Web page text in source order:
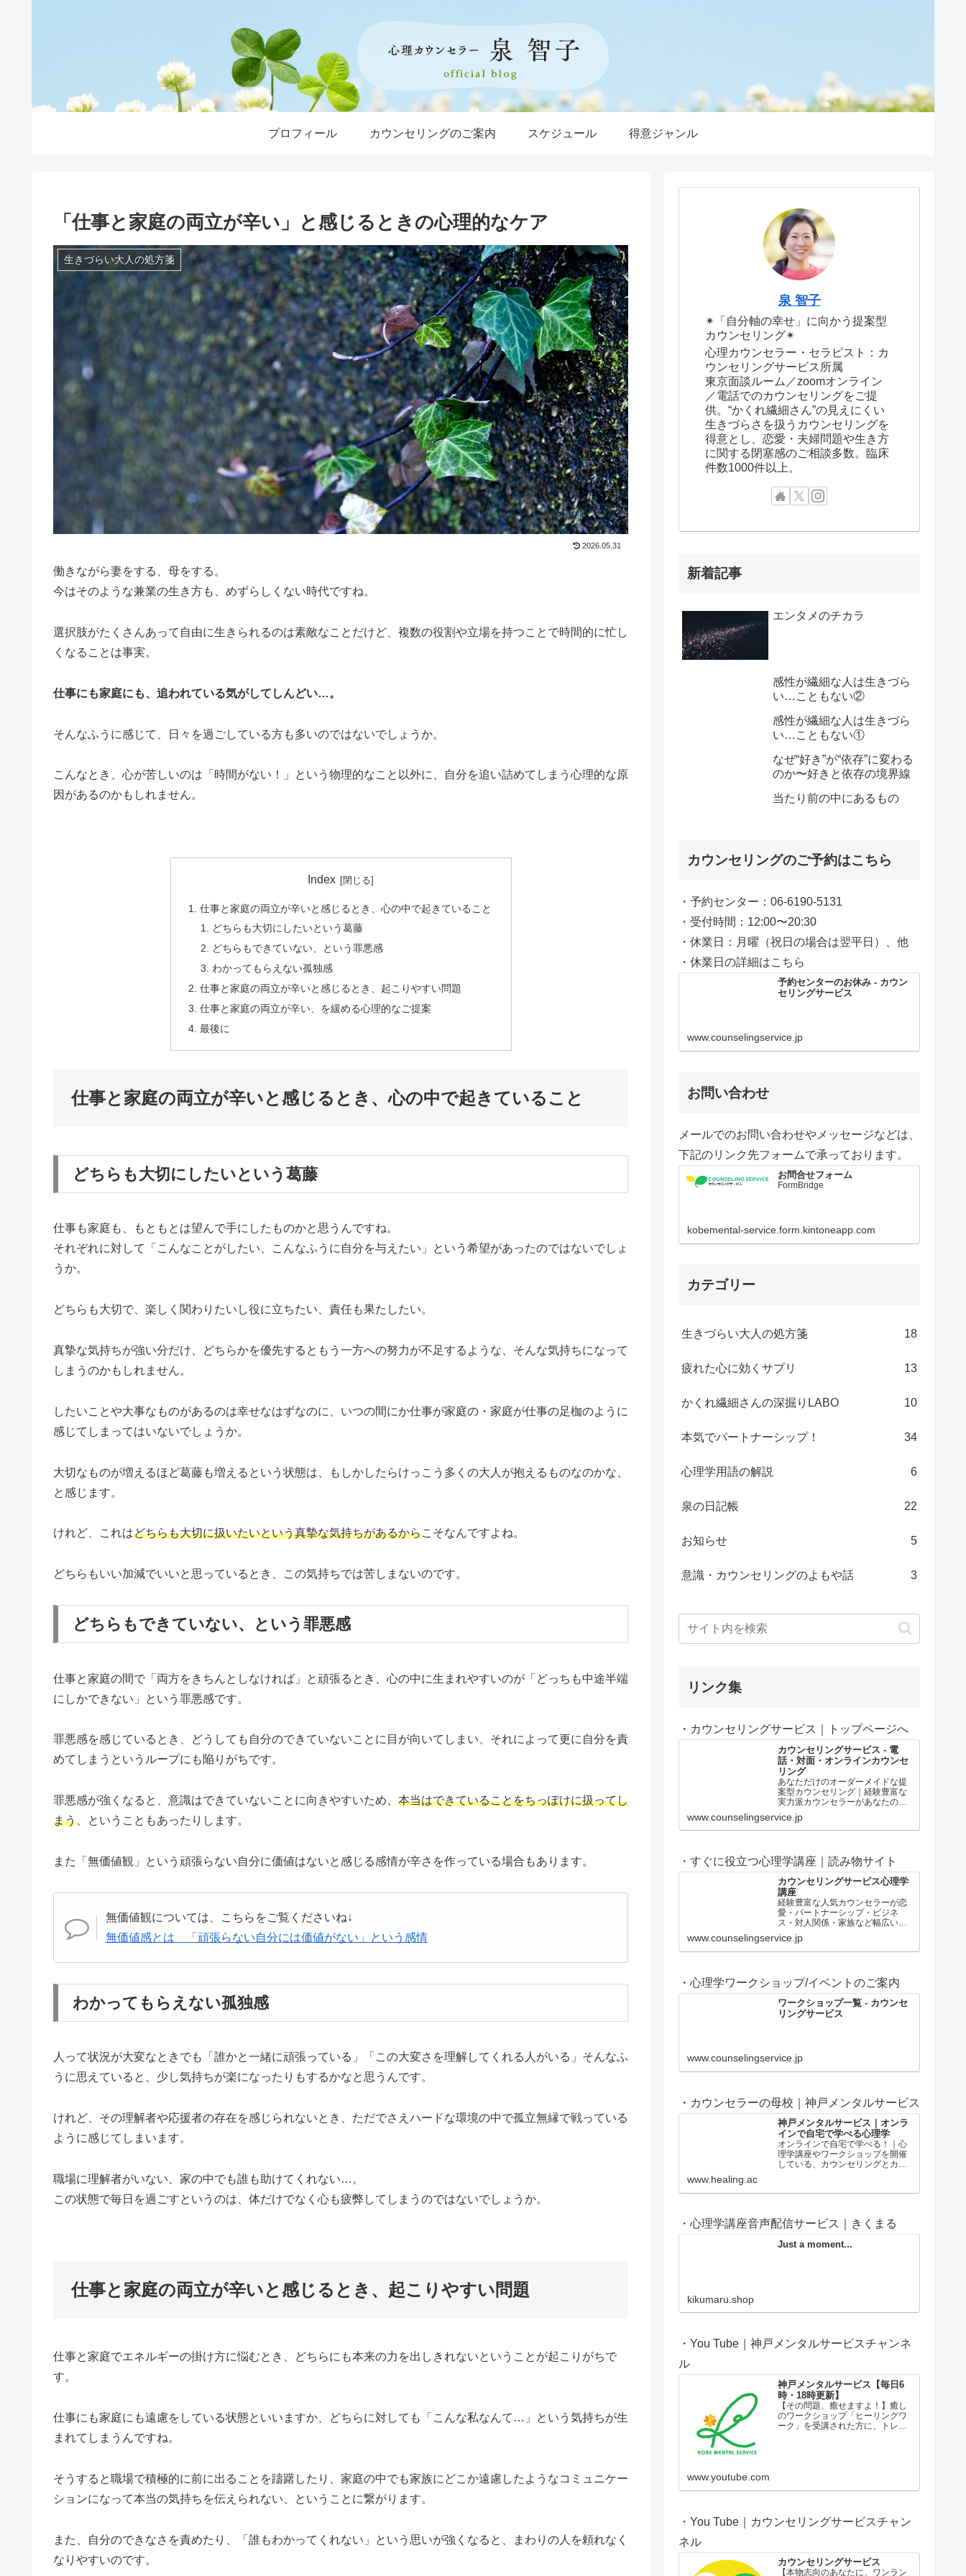
プロフィール カウンセリングのご案内 スケジュール 得意ジャンル
「仕事と家庭の両立が辛い」と感じるときの心理的なケア
生きづらい大人の処方箋
2026.05.31
働きながら妻をする、母をする。
今はそのような兼業の生き方も、めずらしくない時代ですね。
選択肢がたくさんあって自由に生きられるのは素敵なことだけど、複数の役割や立場を持つことで時間的に忙し
くなることは事実。
仕事にも家庭にも、追われている気がしてしんどい…。
そんなふうに感じて、日々を過ごしている方も多いのではないでしょうか。
こんなとき、心が苦しいのは「時間がない！」という物理的なこと以外に、自分を追い詰めてしまう心理的な原
因があるのかもしれません。
Index
仕事と家庭の両立が辛いと感じるとき、心の中で起きていること
どちらも大切にしたいという葛藤
どちらもできていない、という罪悪感
わかってもらえない孤独感
仕事と家庭の両立が辛いと感じるとき、起こりやすい問題
仕事と家庭の両立が辛い、を緩める心理的なご提案
最後に
仕事と家庭の両立が辛いと感じるとき、心の中で起きていること
どちらも大切にしたいという葛藤
仕事も家庭も、もともとは望んで手にしたものかと思うんですね。
それぞれに対して「こんなことがしたい、こんなふうに自分を与えたい」という希望があったのではないでしょ
うか。
どちらも大切で、楽しく関わりたいし役に立ちたい、責任も果たしたい。
真摯な気持ちが強い分だけ、どちらかを優先するともう一方への努力が不足するような、そんな気持ちになって
しまうのかもしれません。
したいことや大事なものがあるのは幸せなはずなのに、いつの間にか仕事が家庭の・家庭が仕事の足枷のように
感じてしまってはいないでしょうか。
大切なものが増えるほど葛藤も増えるという状態は、もしかしたらけっこう多くの大人が抱えるものなのかな、
と感じます。
けれど、これはどちらも大切に扱いたいという真摯な気持ちがあるからこそなんですよね。
どちらもいい加減でいいと思っているとき、この気持ちでは苦しまないのです。
どちらもできていない、という罪悪感
仕事と家庭の間で「両方をきちんとしなければ」と頑張るとき、心の中に生まれやすいのが「どっちも中途半端
にしかできない」という罪悪感です。
罪悪感を感じているとき、どうしても自分のできていないことに目が向いてしまい、それによって更に自分を責
めてしまうというループにも陥りがちです。
罪悪感が強くなると、意識はできていないことに向きやすいため、 本当はできていることをちっぽけに扱ってし
まう 、ということもあったりします。
また「無価値観」という頑張らない自分に価値はないと感じる感情が辛さを作っている場合もあります。
無価値観については、こちらをご覧くださいね↓
無価値感とは 「頑張らない自分には価値がない」という感情
わかってもらえない孤独感
人って状況が大変なときでも「誰かと一緒に頑張っている」「この大変さを理解してくれる人がいる」そんなふ
うに思えていると、少し気持ちが楽になったりもするかなと思うんです。
けれど、その理解者や応援者の存在を感じられないとき、ただでさえハードな環境の中で孤立無縁で戦っている
ように感じてしまいます。
職場に理解者がいない、家の中でも誰も助けてくれない…。
この状態で毎日を過ごすというのは、体だけでなく心も疲弊してしまうのではないでしょうか。
仕事と家庭の両立が辛いと感じるとき、起こりやすい問題
仕事と家庭でエネルギーの掛け方に悩むとき、どちらにも本来の力を出しきれないということが起こりがちで
す。
仕事にも家庭にも遠慮をしている状態といいますか、どちらに対しても「こんな私なんて…」という気持ちが生
まれてしまうんですね。
そうすると職場で積極的に前に出ることを躊躇したり、家庭の中でも家族にどこか遠慮したようなコミュニケー
ションになって本当の気持ちを伝えられない、ということに繋がります。
また、自分のできなさを責めたり、「誰もわかってくれない」という思いが強くなると、まわりの人を頼れなく
なりやすいのです。
泉 智子
✴︎「自分軸の幸せ」に向かう提案型
カウンセリング✴︎
心理カウンセラー・セラピスト：カ
ウンセリングサービス所属
東京面談ルーム／zoomオンライン
／電話でのカウンセリングをご提
供。“かくれ繊細さん”の見えにくい
生きづらさを扱うカウンセリングを
得意とし、恋愛・夫婦問題や生き方
に関する閉塞感のご相談多数。臨床
件数1000件以上。
新着記事
エンタメのチカラ
感性が繊細な人は生きづら
い…こともない②
感性が繊細な人は生きづら
い…こともない①
なぜ“好き”が“依存”に変わる
のか〜好きと依存の境界線
当たり前の中にあるもの
カウンセリングのご予約はこちら
・予約センター：06-6190-5131
・受付時間：12:00〜20:30
・休業日：月曜（祝日の場合は翌平日）、他
・休業日の詳細はこちら
予約センターのお休み - カウン
セリングサービス
www.counselingservice.jp
お問い合わせ
メールでのお問い合わせやメッセージなどは、
下記のリンク先フォームで承っております。
お問合せフォーム
FormBridge
kobemental-service.form.kintoneapp.com
カテゴリー
生きづらい大人の処方箋 18
疲れた心に効くサプリ 13
かくれ繊細さんの深掘りLABO 10
本気でパートナーシップ！ 34
心理学用語の解説 6
泉の日記帳 22
お知らせ 5
意識・カウンセリングのよもや話 3
リンク集
・カウンセリングサービス｜トップページへ
カウンセリングサービス - 電
話・対面・オンラインカウンセ
リング
あなただけのオーダーメイドな提
案型カウンセリング｜経験豊富な
実力派カウンセラーがあなたの問
題解決や心の成長をサポート！本
物志向のあなたに、ワンランク上
の心理カウンセリングをご提供し
www.counselingservice.jp
・すぐに役立つ心理学講座｜読み物サイト
カウンセリングサービス心理学
講座
経験豊富な人気カウンセラーが恋
愛・パートナーシップ・ビジネ
ス・対人関係・家族など幅広いジ
ャンルの問題についてすぐに役立
つ心理学講座を配信。
www.counselingservice.jp
・心理学ワークショップ/イベントのご案内
ワークショップ一覧 - カウンセ
リングサービス
www.counselingservice.jp
・カウンセラーの母校｜神戸メンタルサービス
神戸メンタルサービス｜オンラ
インで自宅で学べる心理学
オンラインで自宅で学べる！｜心
理学講座やワークショップを開催
している、カウンセリングとカウ
www.healing.ac
・心理学講座音声配信サービス｜きくまる
Just a moment...
kikumaru.shop
・You Tube｜神戸メンタルサービスチャンネ
ル
神戸メンタルサービス【毎日6
時・18時更新】
【その問題、癒せますよ！】癒し
のワークショップ「ヒーリングワ
ーク」を受講された方に、トレー
www.youtube.com
・You Tube｜カウンセリングサービスチャン
ネル
カウンセリングサービス
【本物志向のあなたに、ワンラン